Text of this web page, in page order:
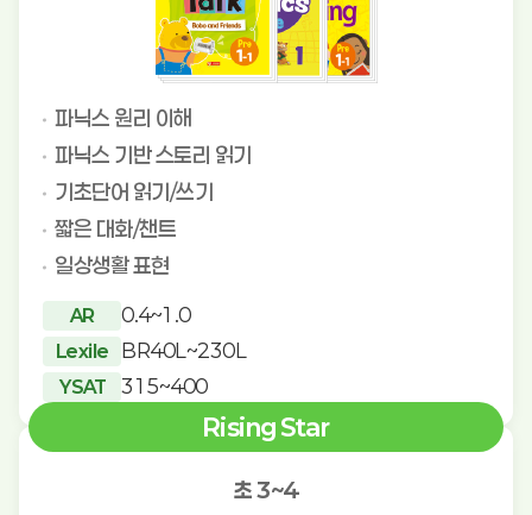
파닉스 원리 이해
파닉스 기반 스토리 읽기
기초단어 읽기/쓰기
짧은 대화/챈트
일상생활 표현
AR 0.4~1.0
Lexile BR40L~230L
YSAT 315~400
Rising Star
초 3~4